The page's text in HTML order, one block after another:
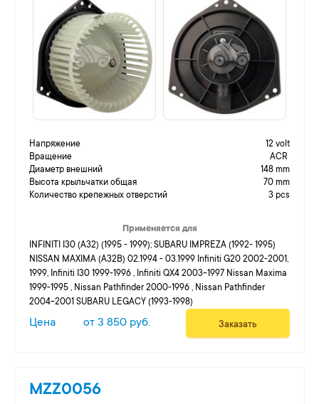
Напряжение
12 volt
Вращение
ACR
Диаметр внешний
148 mm
Высота крыльчатки общая
70 mm
Количество крепежных отверстий
3 pcs
Применяется для
INFINITI I30 (A32) (1995 - 1999); SUBARU IMPREZA (1992- 1995)
NISSAN MAXIMA (A32B) 02.1994 - 03.1999 Infiniti G20 2002-2001,
1999, Infiniti I30 1999-1996 , Infiniti QX4 2003-1997 Nissan Maxima
1999-1995 , Nissan Pathfinder 2000-1996 , Nissan Pathfinder
2004-2001 SUBARU LEGACY (1993-1998)
Цена от 3 850 руб. Заказать
MZZ0056